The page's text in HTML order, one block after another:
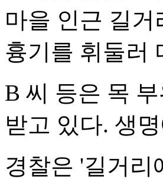
마을 인근 길
흉기를 휘둘러
B 씨 등은 목
받고 있다. 생
경찰은 '길거리